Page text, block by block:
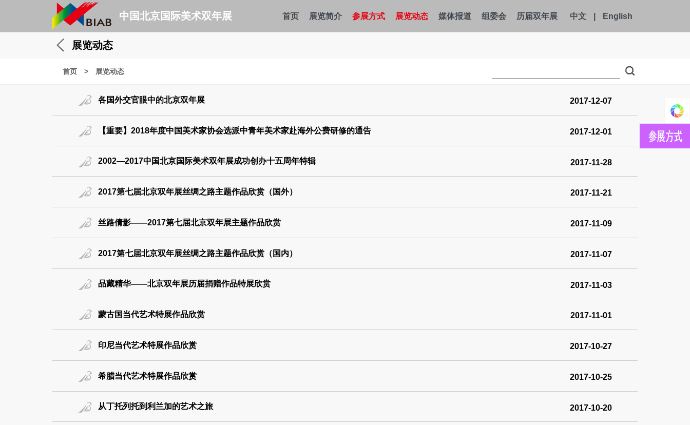
中国北京国际美术双年展 首页 展览简介 参展方式 展览动态 媒体报道 组委会 历届双年展 中文 English
展览动态
首页 > 展览动态
各国外交官眼中的北京双年展 2017-12-07
【重要】2018年度中国美术家协会选派中青年美术家赴海外公费研修的通告 2017-12-01
2002—2017中国北京国际美术双年展成功创办十五周年特辑 2017-11-28
2017第七届北京双年展丝绸之路主题作品欣赏（国外） 2017-11-21
丝路倩影——2017第七届北京双年展主题作品欣赏 2017-11-09
2017第七届北京双年展丝绸之路主题作品欣赏（国内） 2017-11-07
品藏精华——北京双年展历届捐赠作品特展欣赏 2017-11-03
蒙古国当代艺术特展作品欣赏 2017-11-01
印尼当代艺术特展作品欣赏 2017-10-27
希腊当代艺术特展作品欣赏 2017-10-25
从丁托列托到利兰加的艺术之旅 2017-10-20